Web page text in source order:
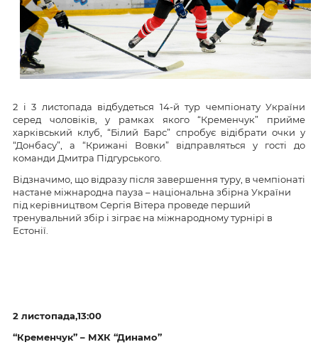
2 і 3 листопада відбудеться 14-й тур чемпіонату України
серед чоловіків, у рамках якого “Кременчук” прийме
харківський клуб, “Білий Барс” спробує відібрати очки у
“Донбасу”, а “Крижані Вовки” відправляться у гості до
команди Дмитра Підгурського.
Відзначимо, що відразу після завершення туру, в чемпіонаті
настане міжнародна пауза – національна збірна України
під керівництвом Сергія Вітера проведе перший
тренувальний збір і зіграє на міжнародному турнірі в
Естонії.
2 листопада,13:00
“Кременчук” – МХК “Динамо”